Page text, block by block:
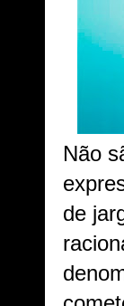
Não
de